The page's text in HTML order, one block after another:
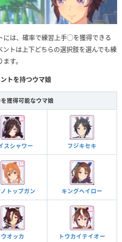
には、確率で練習上手◯を獲得できる
トは上下どちらの選択肢を選んでも練
す。
トを持つウマ娘
獲得可能なウマ娘
スシャワー フジキセキ
トップガン キングヘイロー
ウオッカ トウカイテイオー